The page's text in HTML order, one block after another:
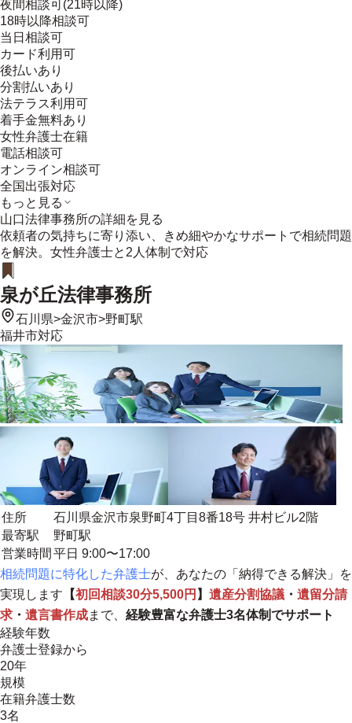
夜間相談可(21時以降)
18時以降相談可
当日相談可
カード利用可
後払いあり
分割払いあり
法テラス利用可
着手金無料あり
女性弁護士在籍
電話相談可
オンライン相談可
全国出張対応
もっと見る
山口法律事務所の詳細を見る
依頼者の気持ちに寄り添い、きめ細やかなサポートで相続問題
を解決。女性弁護士と2人体制で対応
泉が丘法律事務所
石川県>金沢市>野町駅
福井市対応
住所
石川県金沢市泉野町4丁目8番18号 井村ビル2階
最寄駅
野町駅
営業時間 平日 9:00〜17:00
相続問題に特化した弁護士が、あなたの「納得できる解決」を
実現します 【初回相談30分5,500円 】 遺産分割協議 ・ 遺留分請
求 ・ 遺言書作成まで、 経験豊富な弁護士3名体制でサポート
経験年数
弁護士登録から
20年
規模
在籍弁護士数
3名